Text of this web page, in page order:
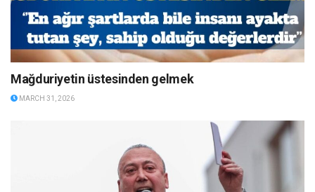
Mağduriyetin üstesinden gelmek
MARCH 31, 2026